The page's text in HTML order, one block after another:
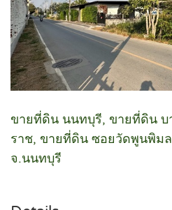
ขายที่ดิน นนทบุรี, ขายที่ดิน บ
ราช, ขายที่ดิน ซอยวัดพูนพิม
จ.นนทบุรี